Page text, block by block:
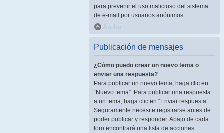
para prevenir el uso malicioso del sistema
de e-mail por usuarios anónimos.
Arriba
Publicación de mensajes
¿Cómo puedo crear un nuevo tema o
enviar una respuesta?
Para publicar un nuevo tema, haga clic en
“Nuevo tema”. Para publicar una respuesta
a un tema, haga clic en “Enviar respuesta”.
Seguramente necesite registrarse antes de
poder publicar y responder. Abajo de cada
foro encontrará una lista de acciones